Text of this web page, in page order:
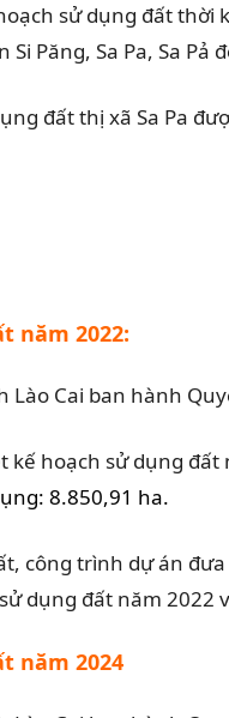
sử dụng đất thời
Păng, Sa Pa, Sa Pả
đất thị xã Sa Pa
năm 2022:
Lào Cai ban hành
kế hoạch sử dụng
8.850,91 ha.
công trình dự án
dụng đất năm 2022
năm 2024